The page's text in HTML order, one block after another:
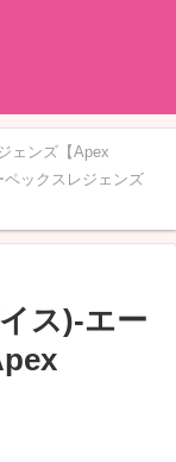
ェンズ【Apex
ックスレジェンズ
ス)-エー